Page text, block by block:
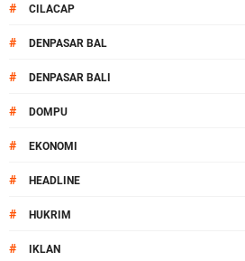
# CILACAP
# DENPASAR BAL
# DENPASAR BALI
# DOMPU
# EKONOMI
# HEADLINE
# HUKRIM
# IKLAN